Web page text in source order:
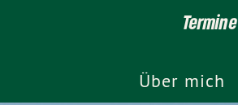
Termine
Über mich